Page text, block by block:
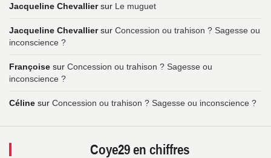
Jacqueline Chevalliersur Le muguet
Jacqueline Chevalliersur Concession ou trahison ? Sagesse ou
inconscience ?
Françoise sur Concession ou trahison ? Sagesse ou
inconscience ?
Céline sur Concession ou trahison ? Sagesse ou inconscience ?
Coye29 en chiffres